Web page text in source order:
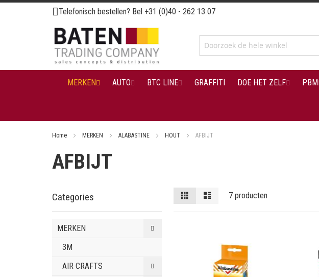
Ga
naar
de
inhoud
Telefonisch bestellen? Bel +31 (0)40 - 262 13 07
MERKEN AUTO BTC LINE GRAFFITI DOE HET ZELF PBM
Home MERKEN ALABASTINE HOUT AFBIJT
AFBIJT
Tonen
als
Foto-
tabel
7producten
Categories
MERKEN
3M
AIR CRAFTS